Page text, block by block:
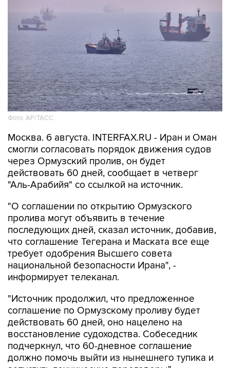
Фото: AP/ТАСС
Москва. 6 августа. INTERFAX.RU - Иран и Оман
смогли согласовать порядок движения судов
через Ормузский пролив, он будет
действовать 60 дней, сообщает в четверг
"Аль-Арабийя" со ссылкой на источник.
"О соглашении по открытию Ормузского
пролива могут объявить в течение
последующих дней, сказал источник, добавив,
что соглашение Тегерана и Маската все еще
требует одобрения Высшего совета
национальной безопасности Ирана", -
информирует телеканал.
"Источник продолжил, что предложенное
соглашение по Ормузскому проливу будет
действовать 60 дней, оно нацелено на
восстановление судоходства. Собеседник
подчеркнул, что 60-дневное соглашение
должно помочь выйти из нынешнего тупика и